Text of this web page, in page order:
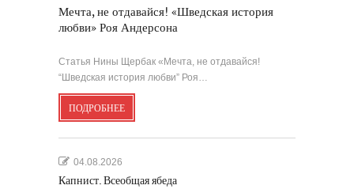
Мечта, не отдавайся! «Шведская история
любви» Роя Андерсона
Статья Нины Щербак «Мечта, не отдавайся!
“Шведская история любви” Роя…
ПОДРОБНЕЕ
04.08.2026
Капнист. Всеобщая ябеда